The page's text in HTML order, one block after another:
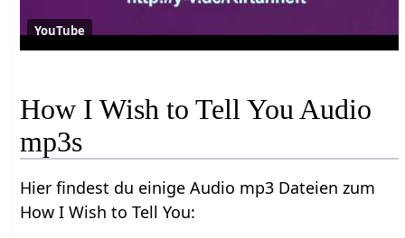
YouTube
How I Wish to Tell You Audio
mp3s
Hier findest du einige Audio mp3 Dateien zum
How I Wish to Tell You: